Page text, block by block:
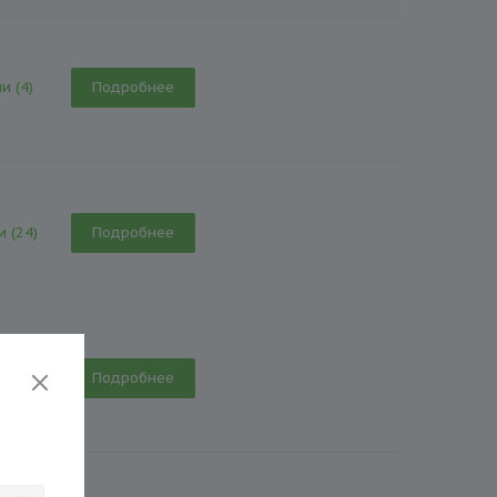
(4) Подробнее
(24) Подробнее
(4) Подробнее